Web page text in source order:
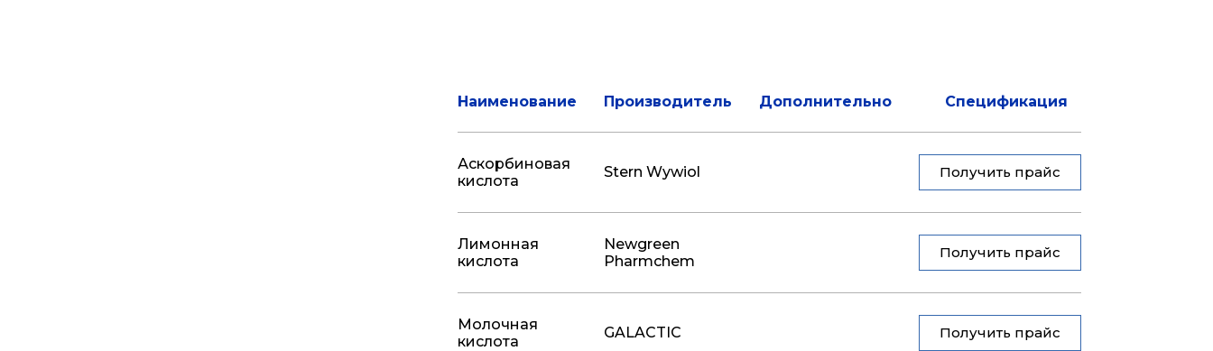
Наименование Производитель Дополнительно Спецификация
Аскорбиновая
кислота
Stern Wywiol Получить прайс
Лимонная
кислота
Newgreen
Pharmchem
Получить прайс
Молочная
кислота
GALACTIC Получить прайс